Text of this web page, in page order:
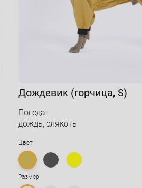
Дождевик (горчица, S)
Погода:
дождь, слякоть
Цвет
Размер